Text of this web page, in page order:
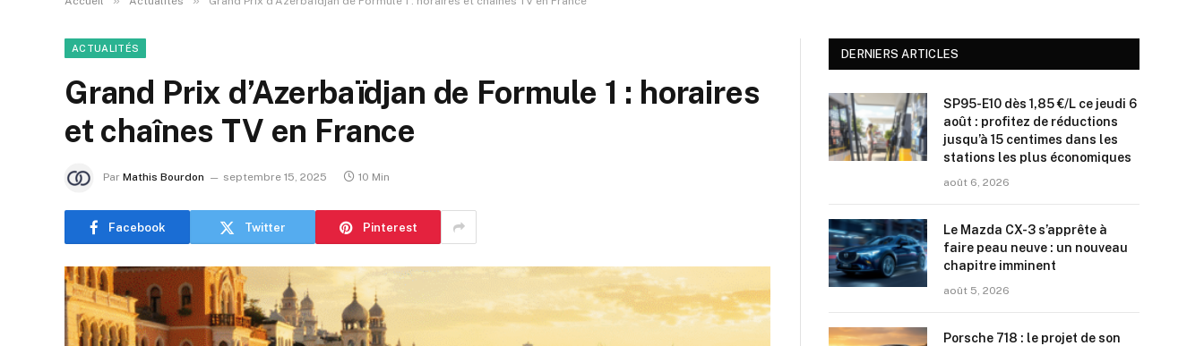
ACTUALITÉS
Grand Prix d’Azerbaïdjan de Formule 1 : horaires
et chaînes TV en France
Par Mathis Bourdon septembre 15, 2025 10 Min
Facebook Twitter Pinterest
DERNIERS ARTICLES
SP95-E10 dès 1,85 €/L ce jeudi 6
août : profitez de réductions
jusqu’à 15 centimes dans les
stations les plus économiques
août 6, 2026
Le Mazda CX-3 s’apprête à
faire peau neuve : un nouveau
chapitre imminent
août 5, 2026
Porsche 718 : le projet de son